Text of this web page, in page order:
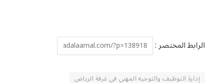
الرابط المختصر :
إدارة التوظيف والتوجيه المهني في غرفة الرياض